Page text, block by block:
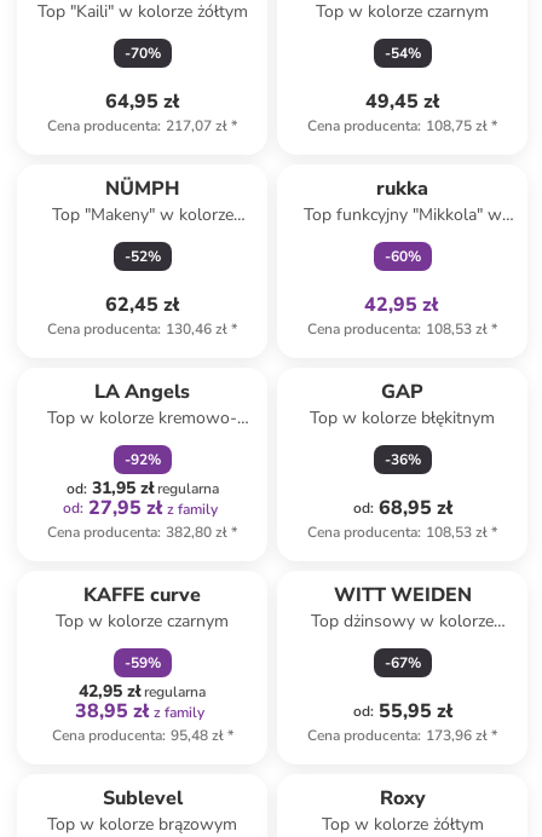
Top "Kaili" w kolorze żółtym
-70%
64,95 zł
Cena producenta: 217,07 zł*
Top w kolorze czarnym
-54%
49,45 zł
Cena producenta: 108,75 zł*
NÜMPH
Top "Makeny" w kolorze
jasnoróżowym
-52%
62,45 zł
Cena producenta: 130,46 zł*
rukka
Top funkcyjny "Mikkola" w
kolorze niebiesko-czarnym
-60%
42,95 zł
Cena producenta: 108,53 zł*
LA Angels
Top w kolorze kremowo-
pomarańczowym
-92%
od: 31,95 złregularna
od: 27,95 zł z family
Cena producenta: 382,80 zł*
GAP
Top w kolorze błękitnym
-36%
od: 68,95 zł
Cena producenta: 108,53 zł*
KAFFE curve
Top w kolorze czarnym
-59%
42,95 złregularna
38,95 zł z family
Cena producenta: 95,48 zł*
WITT WEIDEN
Top dżinsowy w kolorze
białym
-67%
od: 55,95 zł
Cena producenta: 173,96 zł*
Sublevel
Top w kolorze brązowym
Roxy
Top w kolorze żółtym